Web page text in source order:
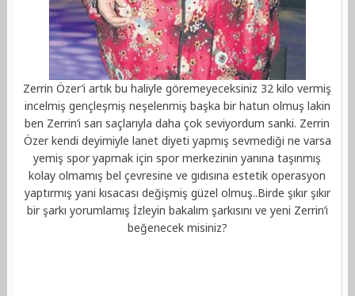
Zerrin Özer’i artık bu haliyle göremeyeceksiniz 32 kilo vermiş
incelmiş gençleşmiş neşelenmiş başka bir hatun olmuş lakin
ben Zerrin’i sarı saçlarıyla daha çok seviyordum sanki. Zerrin
Özer kendi deyimiyle lanet diyeti yapmış sevmediği ne varsa
yemiş spor yapmak için spor merkezinin yanına taşınmış
kolay olmamış bel çevresine ve gıdısına estetik operasyon
yaptırmış yani kısacası değişmiş güzel olmuş..Birde şıkır şıkır
bir şarkı yorumlamış İzleyin bakalım şarkısını ve yeni Zerrin’i
beğenecek misiniz?